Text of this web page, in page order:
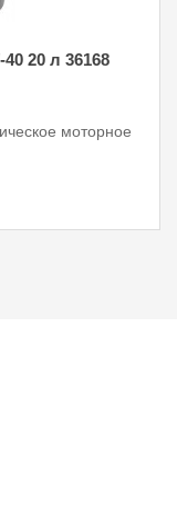
20 л 36168
моторное